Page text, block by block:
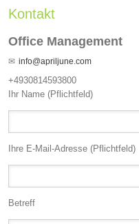
Kontakt
Office Management
info@apriljune.com
+4930814593800
Ihr Name (Pflichtfeld)
Ihre E-Mail-Adresse (Pflichtfeld)
Betreff